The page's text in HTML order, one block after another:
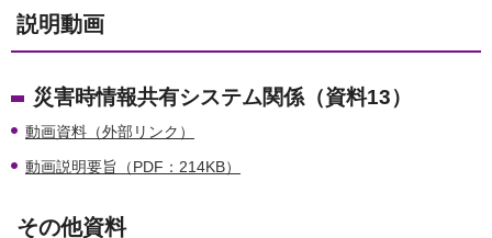
説明動画
災害時情報共有システム関係（資料13）
動画資料（外部リンク）
動画説明要旨（PDF：214KB）
その他資料